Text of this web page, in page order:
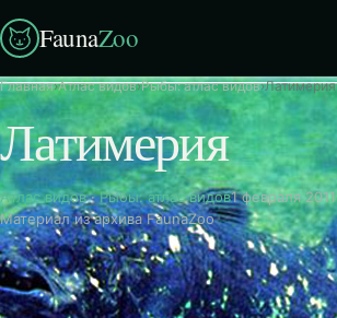
FaunaZoo
Главная›Атлас видов›Рыбы: атлас видов›Латимерия
Латимерия
Атлас видов·Рыбы: атлас видов1 февраля 2011
Материал из архива FaunaZoo